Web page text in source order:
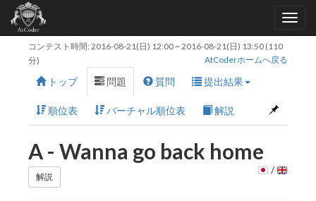
コンテスト時間: 2016-08-21(日) 12:00~ 2016-08-21(日) 13:50 (110
分)
AtCoderホームへ戻る
トップ 問題 質問 提出結果
順位表 バーチャル順位表 解説
A - Wanna go back home
解説
/